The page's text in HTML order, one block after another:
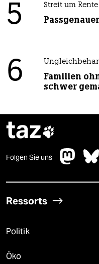
5 Streit um
6
Familien
schwer
taz
Folgen Sie uns
Ressorts
Politik
Öko